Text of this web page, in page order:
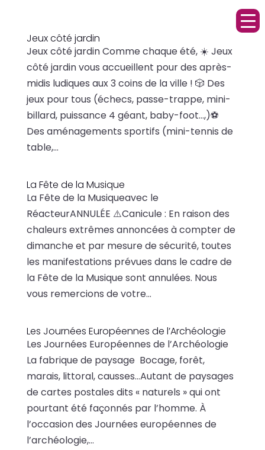
Jeux côté jardin
Jeux côté jardin Comme chaque été, ☀️ Jeux
côté jardin vous accueillent pour des après-
midis ludiques aux 3 coins de la ville ! 🎲 Des
jeux pour tous (échecs, passe-trappe, mini-
billard, puissance 4 géant, baby-foot…,)⚽
Des aménagements sportifs (mini-tennis de
table,...
La Fête de la Musique
La Fête de la Musiqueavec le
RéacteurANNULÉE ⚠️Canicule : En raison des
chaleurs extrêmes annoncées à compter de
dimanche et par mesure de sécurité, toutes
les manifestations prévues dans le cadre de
la Fête de la Musique sont annulées. Nous
vous remercions de votre...
Les Journées Européennes de l’Archéologie
Les Journées Européennes de l’Archéologie
La fabrique de paysage Bocage, forêt,
marais, littoral, causses…Autant de paysages
de cartes postales dits « naturels » qui ont
pourtant été façonnés par l’homme. À
l’occasion des Journées européennes de
l’archéologie,...